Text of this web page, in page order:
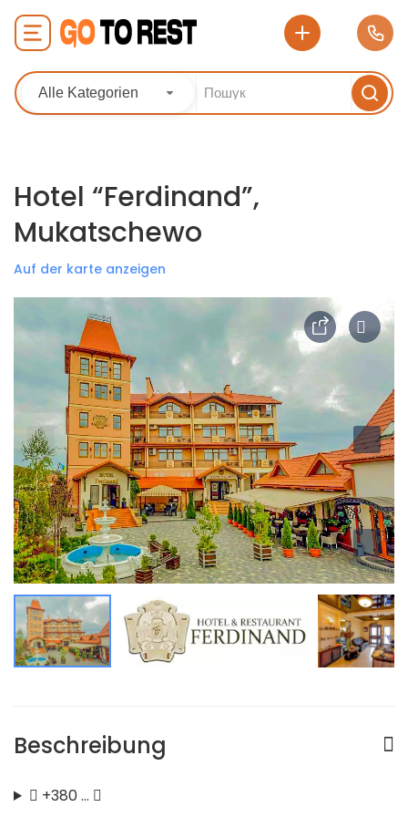
Alle Kategorien
Hotel “Ferdinand”,
Mukatschewo
Auf der karte anzeigen
Beschreibung
+380 …